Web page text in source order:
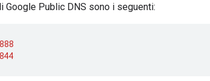
Google Public DNS sono i seguenti: